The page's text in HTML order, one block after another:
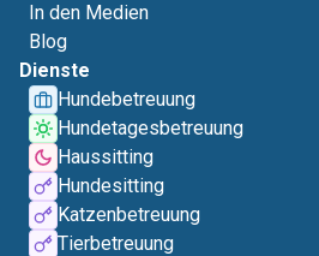
In den Medien
Blog
Dienste
Hundebetreuung
Hundetagesbetreuung
Haussitting
Hundesitting
Katzenbetreuung
Tierbetreuung